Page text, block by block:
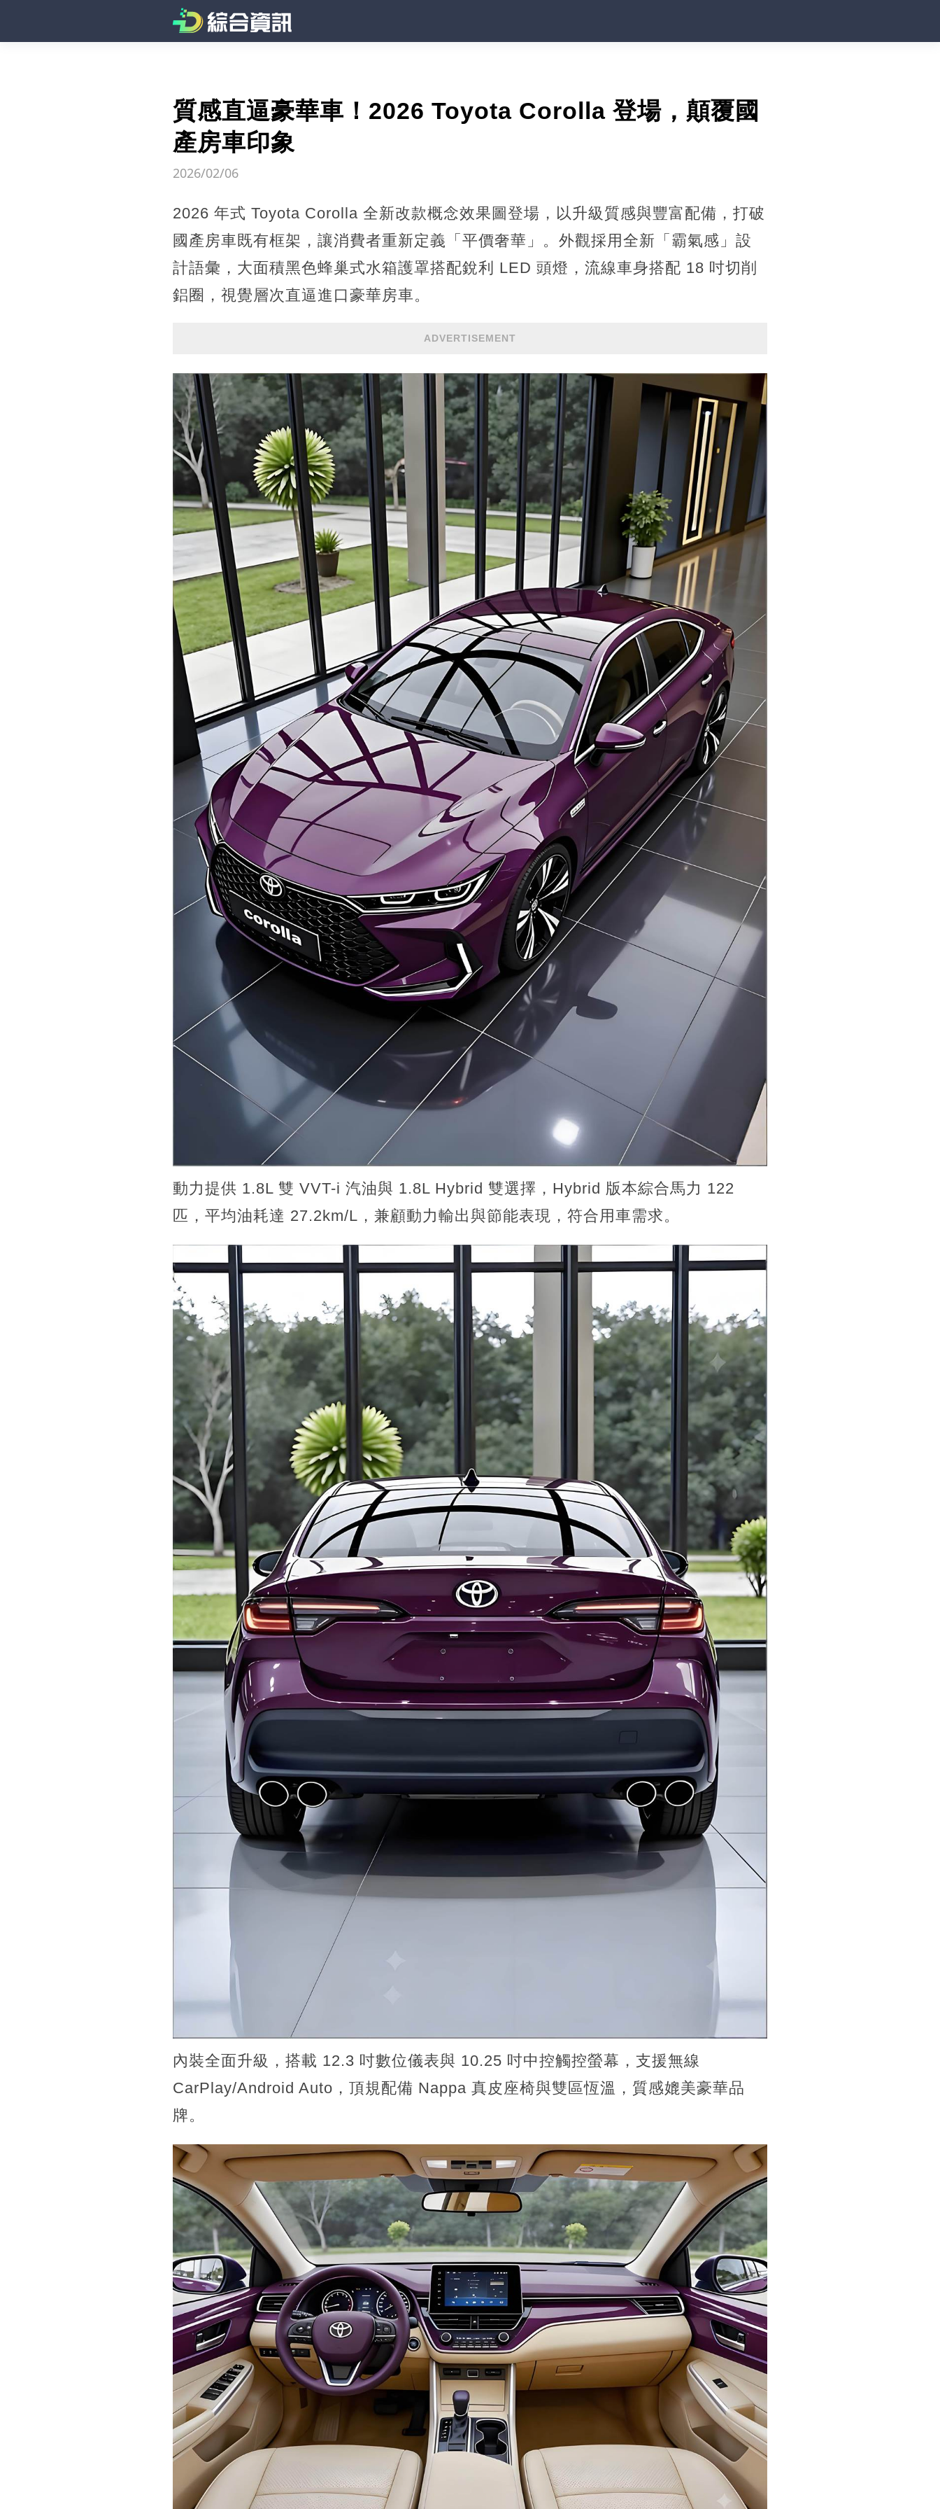
質感直逼豪華車！2026 Toyota Corolla 登場，顛覆國
產房車印象
2026/02/06
2026 年式 Toyota Corolla 全新改款概念效果圖登場，以升級質感與豐富配備，打破
國產房車既有框架，讓消費者重新定義「平價奢華」。外觀採用全新「霸氣感」設
計語彙，大面積黑色蜂巢式水箱護罩搭配銳利 LED 頭燈，流線車身搭配 18 吋切削
鋁圈，視覺層次直逼進口豪華房車。
ADVERTISEMENT
動力提供 1.8L 雙 VVT-i 汽油與 1.8L Hybrid 雙選擇，Hybrid 版本綜合馬力 122
匹，平均油耗達 27.2km/L，兼顧動力輸出與節能表現，符合用車需求。
內裝全面升級，搭載 12.3 吋數位儀表與 10.25 吋中控觸控螢幕，支援無線
CarPlay/Android Auto，頂規配備 Nappa 真皮座椅與雙區恆溫，質感媲美豪華品
牌。